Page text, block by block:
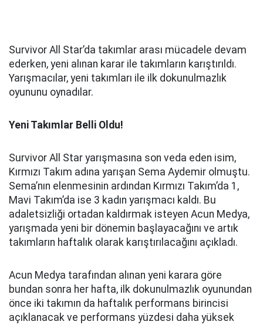
Survivor All Star’da takımlar arası mücadele devam
ederken, yeni alınan karar ile takımların karıştırıldı.
Yarışmacılar, yeni takımları ile ilk dokunulmazlık
oyununu oynadılar.
Yeni Takımlar Belli Oldu!
Survivor All Star yarışmasına son veda eden isim,
Kırmızı Takım adına yarışan Sema Aydemir olmuştu.
Sema’nın elenmesinin ardından Kırmızı Takım’da 1,
Mavi Takım’da ise 3 kadın yarışmacı kaldı. Bu
adaletsizliği ortadan kaldırmak isteyen Acun Medya,
yarışmada yeni bir dönemin başlayacağını ve artık
takımların haftalık olarak karıştırılacağını açıkladı.
Acun Medya tarafından alınan yeni karara göre
bundan sonra her hafta, ilk dokunulmazlık oyunundan
önce iki takımın da haftalık performans birincisi
açıklanacak ve performans yüzdesi daha yüksek